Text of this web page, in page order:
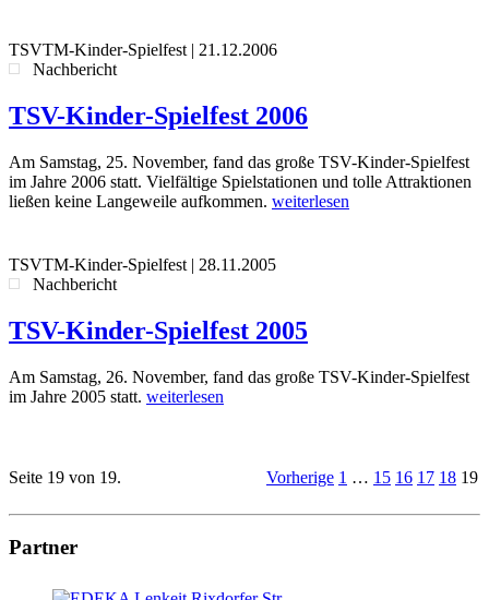
TSVTM-Kinder-Spielfest | 21.12.2006
Nachbericht
TSV-Kinder-Spielfest 2006
Am Samstag, 25. November, fand das große TSV-Kinder-Spielfest
im Jahre 2006 statt. Vielfältige Spielstationen und tolle Attraktionen
ließen keine Langeweile aufkommen. weiterlesen
TSVTM-Kinder-Spielfest | 28.11.2005
Nachbericht
TSV-Kinder-Spielfest 2005
Am Samstag, 26. November, fand das große TSV-Kinder-Spielfest
im Jahre 2005 statt. weiterlesen
Seite 19 von 19. Vorherige 1 … 15 16 17 18 19
Partner